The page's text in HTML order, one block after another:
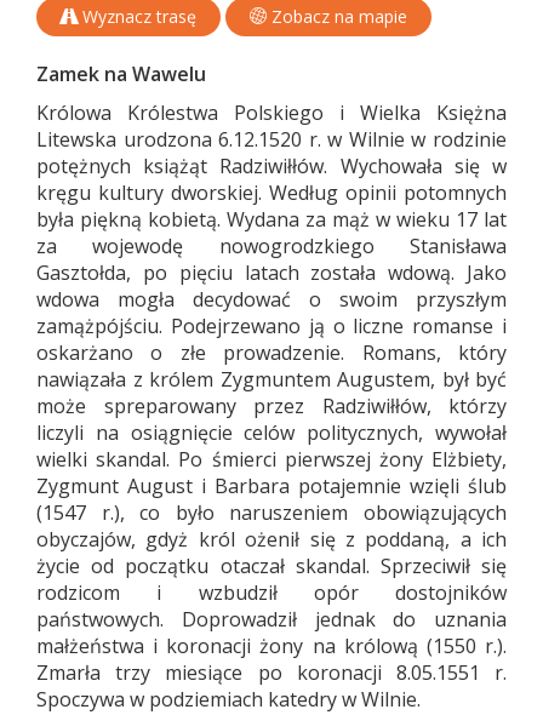
Wyznacz trasę Zobacz na mapie
Zamek na Wawelu
Królowa Królestwa Polskiego i Wielka Księżna
Litewska urodzona 6.12.1520 r. w Wilnie w rodzinie
potężnych książąt Radziwiłłów. Wychowała się w
kręgu kultury dworskiej. Według opinii potomnych
była piękną kobietą. Wydana za mąż w wieku 17 lat
za wojewodę nowogrodzkiego Stanisława
Gasztołda, po pięciu latach została wdową. Jako
wdowa mogła decydować o swoim przyszłym
zamążpójściu. Podejrzewano ją o liczne romanse i
oskarżano o złe prowadzenie. Romans, który
nawiązała z królem Zygmuntem Augustem, był być
może spreparowany przez Radziwiłłów, którzy
liczyli na osiągnięcie celów politycznych, wywołał
wielki skandal. Po śmierci pierwszej żony Elżbiety,
Zygmunt August i Barbara potajemnie wzięli ślub
(1547 r.), co było naruszeniem obowiązujących
obyczajów, gdyż król ożenił się z poddaną, a ich
życie od początku otaczał skandal. Sprzeciwił się
rodzicom i wzbudził opór dostojników
państwowych. Doprowadził jednak do uznania
małżeństwa i koronacji żony na królową (1550 r.).
Zmarła trzy miesiące po koronacji 8.05.1551 r.
Spoczywa w podziemiach katedry w Wilnie.